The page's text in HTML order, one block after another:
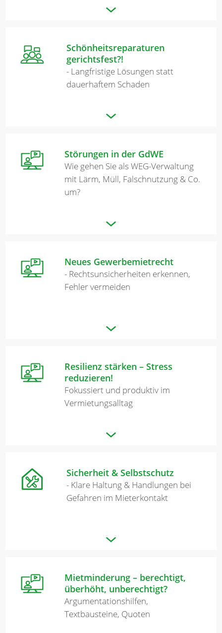
Schönheitsreparaturen
gerichtsfest?!
- Langfristige Lösungen statt
dauerhaftem Schaden
Störungen in der GdWE
Wie gehen Sie als WEG-Verwaltung
mit Lärm, Müll, Falschnutzung & Co.
um?
Neues Gewerbemietrecht
- Rechtsunsicherheiten erkennen,
Fehler vermeiden
Resilienz stärken – Stress
reduzieren!
Fokussiert und produktiv im
Vermietungsalltag
Sicherheit & Selbstschutz
- Klare Haltung & Handlungen bei
Gefahren im Mieterkontakt
Mietminderung – berechtigt,
überhöht, unberechtigt?
Argumentationshilfen,
Textbausteine, Quoten